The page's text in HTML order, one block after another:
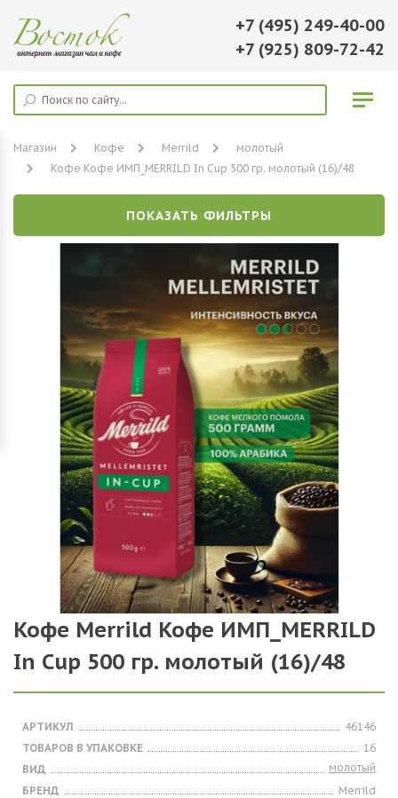
+7 (495) 249-40-00
+7 (925) 809-72-42
Магазин Кофе Merrild
молотый
Кофе Кофе ИМП_MERRILD In Cup 500 гр. молотый (16)/48
ПОКАЗАТЬ ФИЛЬТРЫ
Кофе Merrild Кофе ИМП_MERRILD
In Cup 500 гр. молотый (16)/48
АРТИКУЛ
46146
ТОВАРОВ В УПАКОВКЕ
16
ВИД
молотый
БРЕНД
Merrild